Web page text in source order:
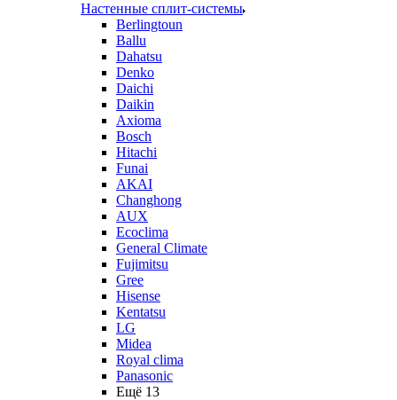
Настенные сплит-системы
Berlingtoun
Ballu
Dahatsu
Denko
Daichi
Daikin
Axioma
Bosch
Hitachi
Funai
AKAI
Changhong
AUX
Ecoclima
General Climate
Fujimitsu
Gree
Hisense
Kentatsu
LG
Midea
Royal clima
Panasonic
Ещё 13